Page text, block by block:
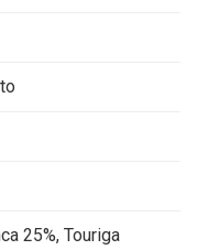
25%, Touriga